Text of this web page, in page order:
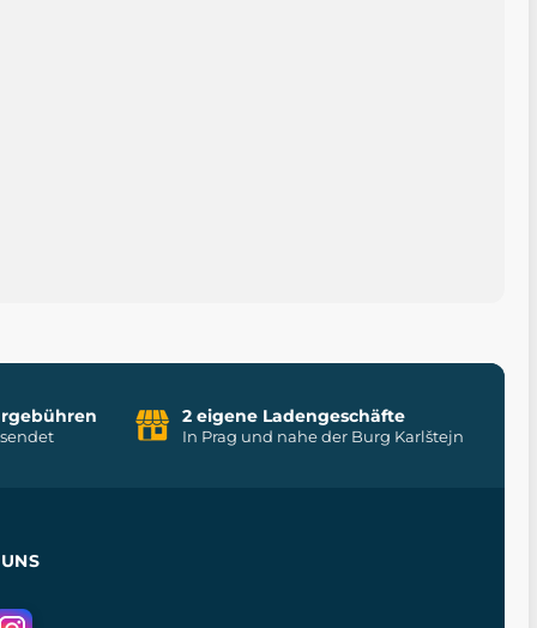
2 eigene Ladengeschäfte
In Prag und nahe der Burg Karlštejn